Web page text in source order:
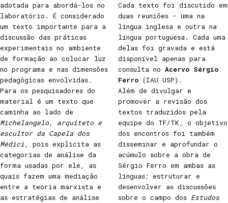
adotada para abordá-los no
laboratório. É considerado
um texto importante para a
discussão das práticas
experimentais no ambiente
de formação ao colocar luz
no programa e nas dimensões
pedagógicas envolvidas.
Para os pesquisadores do
material é um texto que
caminha ao lado de
Michelangelo, arquiteto e
escultor da Capela dos
Médici, pois explicita as
categorias de análise da
forma usadas por ele, as
quais fazem uma mediação
entre a teoria marxista e
as estratégias de análise
Cada texto foi discutido em
duas reuniões - uma na
língua inglesa e outra na
língua portuguesa. Cada uma
delas foi gravada e está
disponível apenas para
consulta no Acervo Sérgio
Ferro (IAU USP).
Além de divulgar e
promover a revisão dos
textos traduzidos pela
equipe do TF/TK, o objetivo
dos encontros foi também
disseminar e aprofundar o
acúmulo sobre a obra de
Sérgio Ferro em ambas as
línguas; estruturar e
desenvolver as discussões
sobre o campo dos Estudos